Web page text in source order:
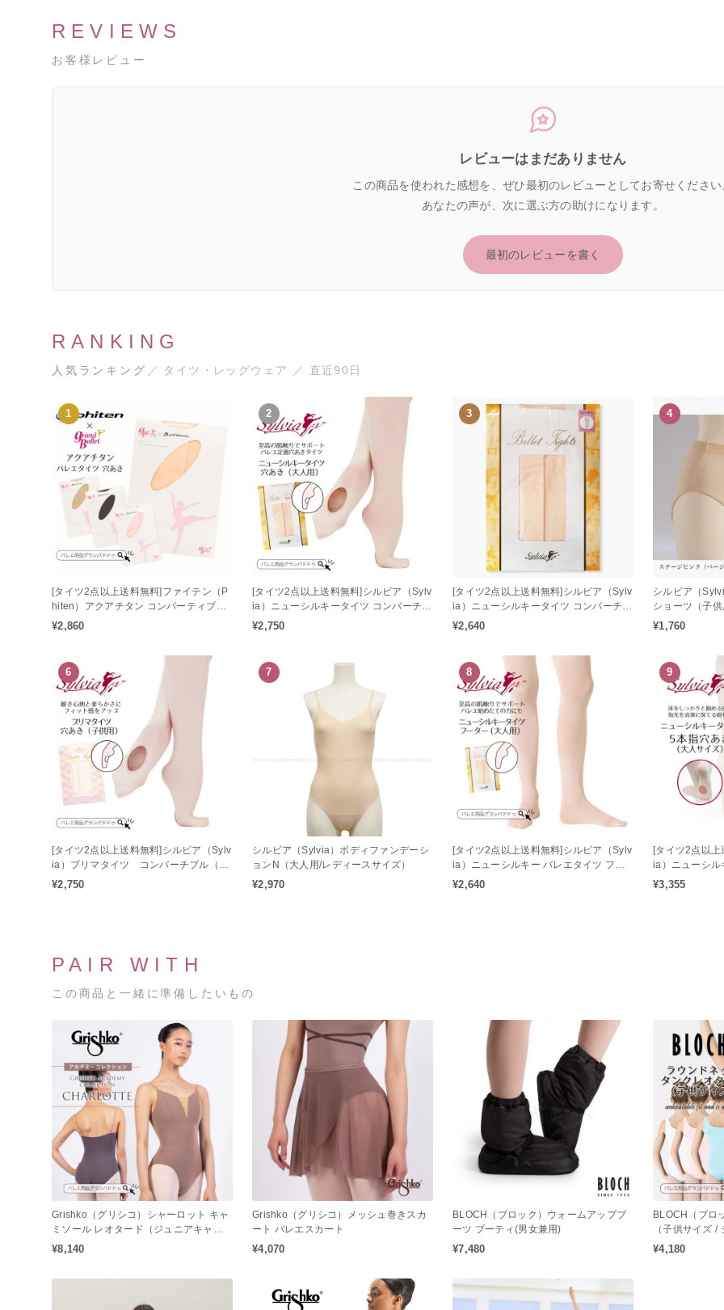
REVIEWS
お客様レビュー
レビューはまだありません
この商品を使われた感想を、ぜひ最初のレビューとしてお寄せください
あなたの声が、次に選ぶ方の助けになります。
最初のレビューを書く
RANKING
人気ランキング ／ タイツ・レッグウェア ／ 直近90日
1
[タイツ2点以上送料無料]ファイテン（P
hiten）アクアチタン コンバーティブル
バレエタイツ（穴あき / 大人タイツ / ジ
ュニアタイツ）アクアチタン配合の心身
¥2,860
2
[タイツ2点以上送料無料]シルビア（Sylv
ia）ニューシルキータイツ コンバーチブ
ルタイプ（大人用）
¥2,750
3
[タイツ2点以上送料無料]シルビア（Sylv
ia）ニューシルキータイツ コンバーチブ
ルタイプ（子供用）
¥2,640
4
シルビア（
ショーツ（子
ーツ）
¥1,760
6
[タイツ2点以上送料無料]シルビア（Sylv
ia）プリマタイツ コンバーチブル（子
供用 / 穴あき）フィット感アップのバレ
エタイツ♪
¥2,750
7
シルビア（Sylvia）ボディファンデーシ
ョンN（大人用/レディースサイズ）
¥2,970
8
[タイツ2点以上送料無料]シルビア（Sylv
ia）ニューシルキー バレエタイツ フー
ター（大人用）
¥2,640
9
[タイツ2点以
ia）ニューシ
バーチブル（
¥3,355
PAIR WITH
この商品と一緒に準備したいもの
Grishko（グリシコ）シャーロット キャ
ミソール レオタード（ジュニアキャミ
ソール / 大人キャミソールレオタード /
バレエレオタード）
¥8,140
Grishko（グリシコ）メッシュ巻きスカ
ート バレエスカート
¥4,070
BLOCH（ブロック）ウォームアップブ
ーツ ブーティ(男女兼用)
¥7,480
BLOCH（ブロ
（子供サイズ
スリーブレオ
ド）
¥4,180